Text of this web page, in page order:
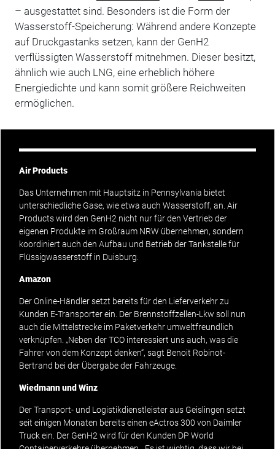
– ausgestattet sind. Besonders ist die Form der
Wasserstoff-Speicherung: Während andere Konzepte
auf Druckgastanks setzen, kann der GenH2
verflüssigten Wasserstoff mitnehmen. Dieser besitzt,
ähnlich wie auch LNG, eine erheblich höhere
Energiedichte und kann somit größere Reichweiten
ermöglichen.
Air Products
Das Unternehmen mit Hauptsitz in Pennsylvania bietet
unterschiedliche Gase, wie etwa auch Wasserstoff, an. Air
Products wird den GenH2 nicht nur für den Vertrieb der
eigenen Produkte im Großraum NRW übernehmen, sondern
koordiniert auch den Aufbau und Betrieb der Tankstelle für
Flüssigwasserstoff in Duisburg.
Amazon
Der Online-Händler setzt bereits für den Lieferverkehr zu
Kunden E-Transporter ein. Der Brennstoffzellen-Lkw soll nun
auch die Mittelstrecke im Paketverkehr umweltfreundlich
verknüpfen. „Neben der TCO interessiert uns auch, was die
Fahrer von dem Konzept denken“, sagt Benoit Robinot-
Bertrand bei der Übergabe der Fahrzeuge.
Wiedmann und Winz
Der Transport- und Logistikdienstleister aus Geislingen setzt
seit einigen Monaten bereits einen eActros 300 von Daimler
Truck ein. Der GenH2 wird für den Kunden DP World